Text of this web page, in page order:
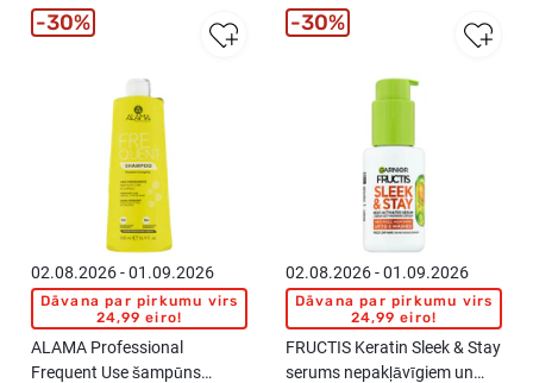
02.08.2026 - 01.09.2026
Dāvana par pirkumu virs
24,99 eiro!
ALAMA Professional
Frequent Use šampūns
30%
02.08.2026 - 01.09.2026
Dāvana par pirkumu virs
24,99 eiro!
FRUCTIS Keratin Sleek & Stay
serums nepakļāvīgiem un
30%